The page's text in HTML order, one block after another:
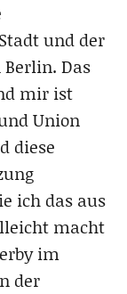
und der
Das
mir ist
Union
diese
ich das aus
macht
im
der